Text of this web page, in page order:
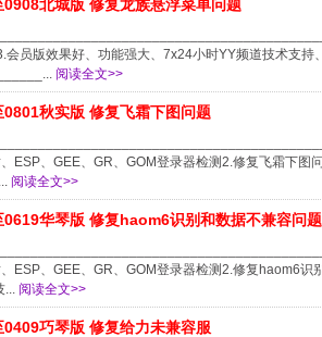
北城版 修复龙族悬浮菜单问题
会员版效果好、功能强大、7x24小时YY频道技术支持
阅读全文>>
秋实版 修复飞霜下图问题
ESP、GEE、GR、GOM登录器检测2.修复飞霜下图
阅读全文>>
0619华琴版 修复haom6识别和数据不兼容问题
ESP、GEE、GR、GOM登录器检测2.修复haom6
... 阅读全文>>
巧琴版 修复给力未兼容服